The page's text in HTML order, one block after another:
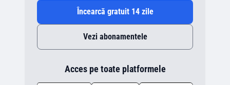
Încearcă gratuit 14 zile
Vezi abonamentele
Acces pe toate platformele